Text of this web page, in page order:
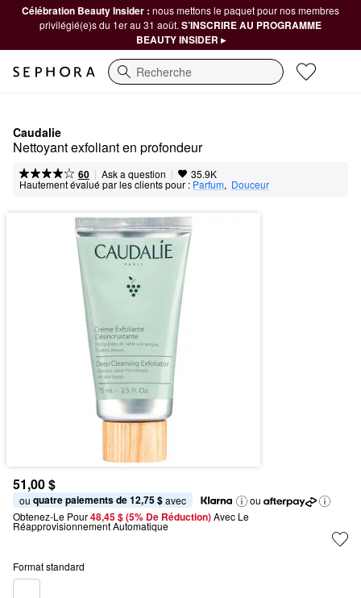
Célébration Beauty Insider : nous mettons le paquet pour nos membres
privilégié(e)s du 1er au 31 août. S’INSCRIRE AU PROGRAMME
BEAUTY INSIDER ▸
Recherche
Caudalie
Nettoyant exfoliant en profondeur
60 | Ask a question | 35.9K
Hautement évalué par les clients pour : Parfum, Douceur
51,00 $
ou quatre paiements de 12,75 $ avec
ou
Obtenez-Le Pour48,45 $ (5% De Réduction) Avec Le
Réapprovisionnement Automatique
Format standard